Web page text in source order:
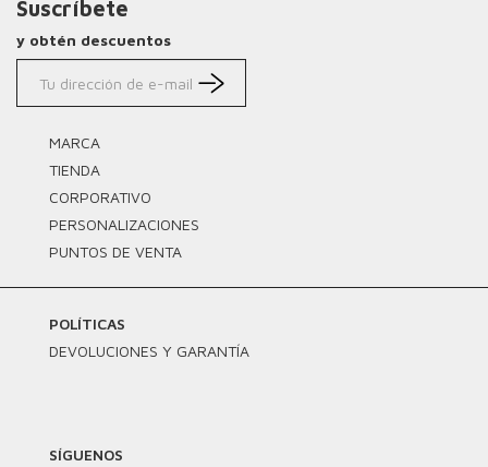
Suscríbete
y obtén descuentos
MARCA
TIENDA
CORPORATIVO
PERSONALIZACIONES
PUNTOS DE VENTA
POLÍTICAS
DEVOLUCIONES Y GARANTÍA
SÍGUENOS